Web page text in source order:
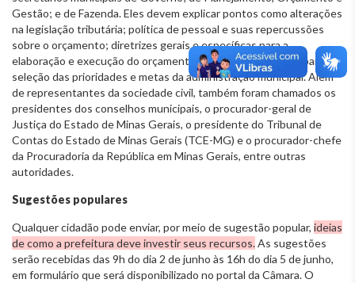
Gestão; e de Fazenda. Eles devem explicar pontos como alterações
na legislação tributária; política de pessoal e suas repercussões
sobre o orçamento; diretrizes gerais e específicas para a
elaboração e execução do orçamento; e critérios utilizados para
seleção das prioridades e metas da administração municipal. Além
de representantes da sociedade civil, também foram chamados os
presidentes dos conselhos municipais, o procurador-geral de
Justiça do Estado de Minas Gerais, o presidente do Tribunal de
Contas do Estado de Minas Gerais (TCE-MG) e o procurador-chefe
da Procuradoria da República em Minas Gerais, entre outras
autoridades.
Sugestões populares
Qualquer cidadão pode enviar, por meio de sugestão popular, ideias
de como a prefeitura deve investir seus recursos.As sugestões
serão recebidas das 9h do dia 2 de junho às 16h do dia 5 de junho,
em formulário que será disponibilizado no portal da Câmara. O